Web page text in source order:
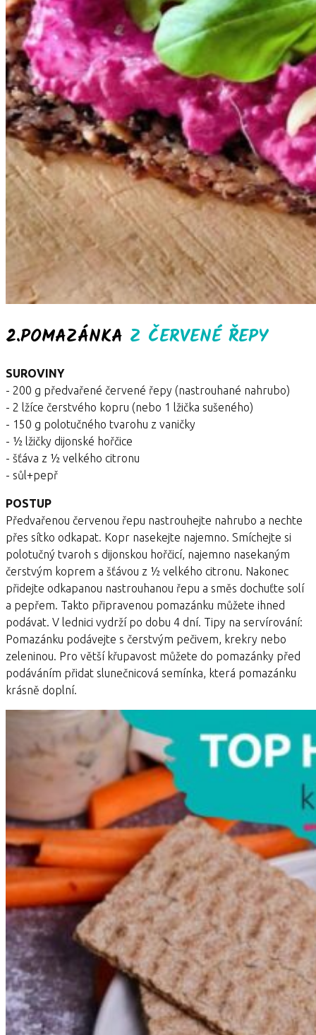
2.POMAZÁNKA Z ČERVENÉ ŘEPY
SUROVINY
- 200 g předvařené červené řepy (nastrouhané nahrubo)
- 2 lžíce čerstvého kopru (nebo 1 lžička sušeného)
- 150 g polotučného tvarohu z vaničky
- ½ lžičky dijonské hořčice
- šťáva z ½ velkého citronu
- sůl+pepř
POSTUP
Předvařenou červenou řepu nastrouhejte nahrubo a nechte
přes sítko odkapat. Kopr nasekejte najemno. Smíchejte si
polotučný tvaroh s dijonskou hořčicí, najemno nasekaným
čerstvým koprem a šťávou z ½ velkého citronu. Nakonec
přidejte odkapanou nastrouhanou řepu a směs dochuťte solí
a pepřem. Takto připravenou pomazánku můžete ihned
podávat. V lednici vydrží po dobu 4 dní. Tipy na servírování:
Pomazánku podávejte s čerstvým pečivem, krekry nebo
zeleninou. Pro větší křupavost můžete do pomazánky před
podáváním přidat slunečnicová semínka, která pomazánku
krásně doplní.